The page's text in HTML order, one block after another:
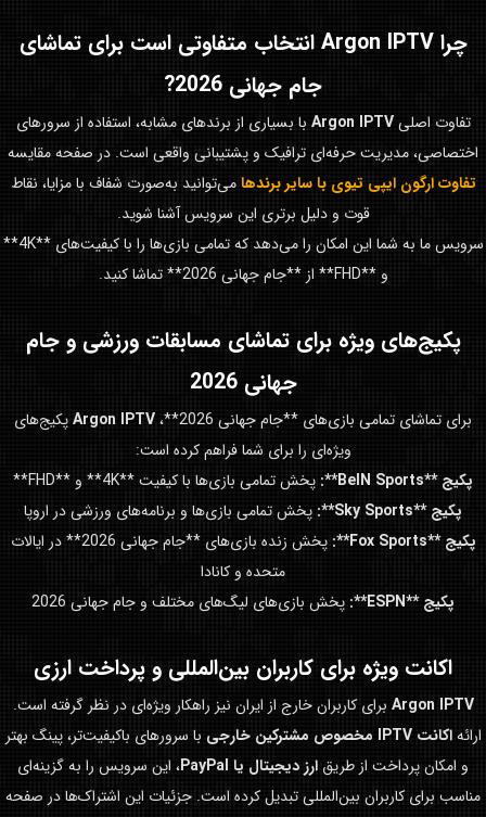
چراArgon IPTV انتخاب متفاوتی است برای تماشای
جام جهانی 2026
?
تفاوت اصلیArgon IPTV با بسیاری از برندهای مشابه، استفاده از سرورهای
اختصاصی، مدیریت حرفه‌ای ترافیک و پشتیبانی واقعی است. در صفحه مقایسه
تفاوت ارگون ایپی تیوی با سایر برندها می‌توانید به‌صورت شفاف با مزایا، نقاط
قوت و دلیل برتری این سرویس آشنا شوید.
سرویس ما به شما این امکان را می‌دهد که تمامی بازی‌ها را با کیفیت‌های **4K**
و **FHD** از **جام جهانی 2026** تماشا کنید.
پکیج‌های ویژه برای تماشای مسابقات ورزشی وجام
جهانی 2026
برای تماشای تمامی بازی‌های **جام جهانی 2026**، Argon IPTVپکیج‌های
ویژه‌ای را برای شما فراهم کرده است:
پکیج **BeIN Sports**:
پخش تمامی بازی‌ها با کیفیت **4K** و **FHD**
پکیج **Sky Sports**:
پخش تمامی بازی‌ها و برنامه‌های ورزشی در اروپا
پکیج **Fox Sports**:
پخش زنده بازی‌های **جام جهانی 2026** در ایالات
متحده و کانادا
پکیج **ESPN**:
پخش بازی‌های لیگ‌های مختلف و جام جهانی 2026
اکانت ویژه برای کاربران بین‌المللی و پرداخت ارزی
Argon IPTV برای کاربران خارج از ایران نیز راهکار ویژه‌ای در نظر گرفته است.
ارائهاکانت IPTV مخصوص مشترکین خارجی
با سرورهای باکیفیت‌تر، پینگ بهتر
و امکان پرداخت از طریق ارز دیجیتال یا PayPal
، این سرویس را به گزینه‌ای
مناسب برای کاربران بین‌المللی تبدیل کرده است. جزئیات این اشتراک‌ها در صفحه